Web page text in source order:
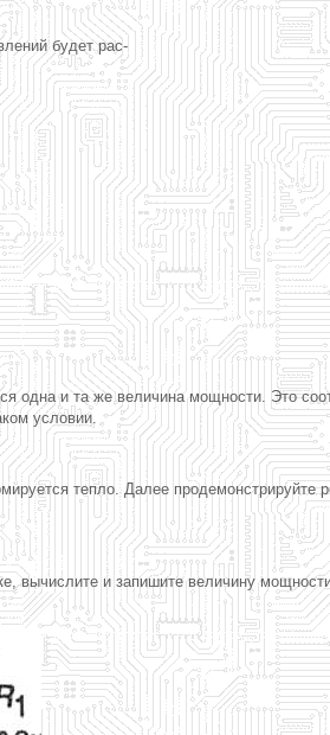
будет рас-
одна и та же величина мощности. Это
условии.
тепло. Далее продемонстрируйте
вычислите и запишите величину